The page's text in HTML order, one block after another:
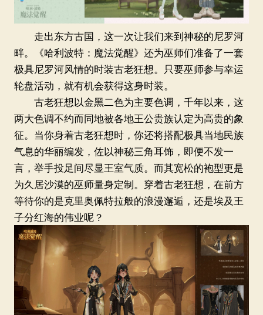
走出东方古国，这一次让我们来到神秘的尼罗河
畔。《哈利波特：魔法觉醒》还为巫师们准备了一套
极具尼罗河风情的时装古老狂想。只要巫师参与幸运
轮盘活动，就有机会获得这身时装。
古老狂想以金黑二色为主要色调，千年以来，这
两大色调不约而同地被各地王公贵族认定为高贵的象
征。当你身着古老狂想时，你还将搭配极具当地民族
气息的华丽编发，佐以神秘三角耳饰，即便不发一
言，举手投足间尽显王室气质。而其宽松的袍型更是
为久居沙漠的巫师量身定制。穿着古老狂想，在前方
等待你的是克里奥佩特拉般的浪漫邂逅，还是埃及王
子分红海的伟业呢？